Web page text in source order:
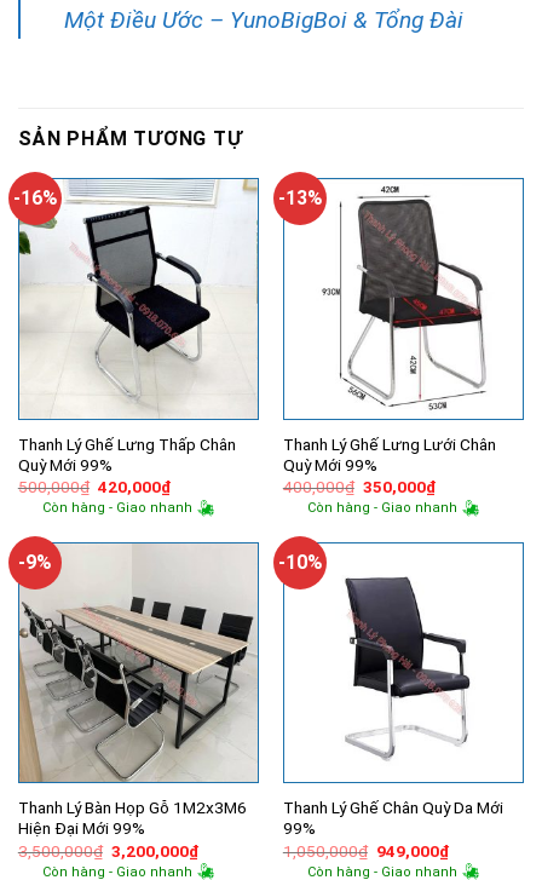
Một Điều Ước – YunoBigBoi & Tổng Đài
SẢN PHẨM TƯƠNG TỰ
-16%
Thanh Lý Ghế Lưng Thấp Chân
Quỳ Mới 99%
500,000₫ Giá
gốc
là:
420,000₫Giá
hiện
tại
420,000₫.
Còn hàng - Giao nhanh
-13%
Thanh Lý Ghế Lưng Lưới Chân
Quỳ Mới 99%
400,000₫ Giá
gốc
là:
350,000₫Giá
hiện
tại
350,000₫.
Còn hàng - Giao nhanh
-9%
Thanh Lý Bàn Họp Gỗ 1M2x3M6
Hiện Đại Mới 99%
3,500,000₫ Giá
gốc
3,200,000₫Giá
hiện
Còn hàng - Giao nhanh
-10%
Thanh Lý Ghế Chân Quỳ Da Mới
99%
1,050,000₫ Giá
gốc
949,000₫Giá
hiện
Còn hàng - Giao nhanh